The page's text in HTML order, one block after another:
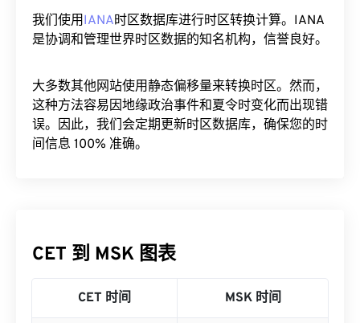
我们使用IANA时区数据库进行时区转换计算。IANA
是协调和管理世界时区数据的知名机构，信誉良好。
大多数其他网站使用静态偏移量来转换时区。然而，
这种方法容易因地缘政治事件和夏令时变化而出现错
误。因此，我们会定期更新时区数据库，确保您的时
间信息 100% 准确。
CET 到 MSK 图表
CET 时间 MSK 时间